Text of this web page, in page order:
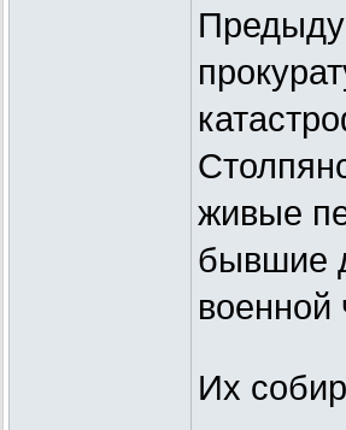
живые
бывшие
военной
Их